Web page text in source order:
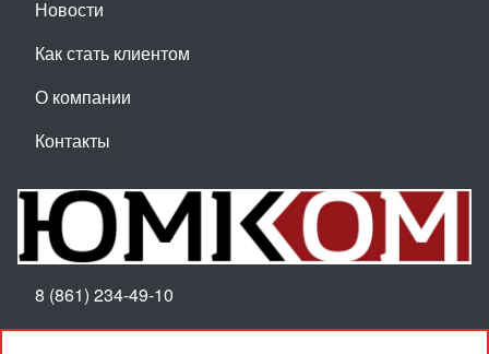
Новости
Как стать клиентом
О компании
Контакты
8 (861) 234-49-10
Пн-Пт 8:30-17:30